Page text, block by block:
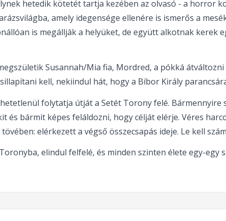
hetedik kötetét tartja kezében az olvasó - a horror
amely idegensége ellenére is ismerős a
is megállják a helyüket, de együtt alkotnak kerek
Susannah/Mia fia, Mordred, a pókká
kell, nekiindul hát, hogy a Bíbor Király
folytatja útját a Setét Torony felé. Bármennyire
és bármit képes feláldozni, hogy célját elérje. Véres
elérkezett a végső összecsapás ideje. Le kell
elindul felfelé, és minden szinten élete egy-egy